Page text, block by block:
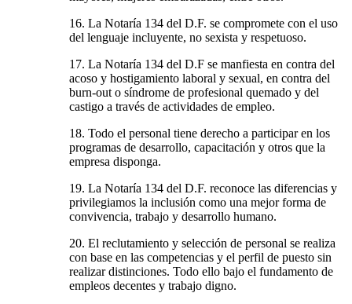
16. La Notaría 134 del D.F. se compromete con el uso
del lenguaje incluyente, no sexista y respetuoso.
17. La Notaría 134 del D.F se manfiesta en contra del
acoso y hostigamiento laboral y sexual, en contra del
burn-out o síndrome de profesional quemado y del
castigo a través de actividades de empleo.
18. Todo el personal tiene derecho a participar en los
programas de desarrollo, capacitación y otros que la
empresa disponga.
19. La Notaría 134 del D.F. reconoce las diferencias y
privilegiamos la inclusión como una mejor forma de
convivencia, trabajo y desarrollo humano.
20. El reclutamiento y selección de personal se realiza
con base en las competencias y el perfil de puesto sin
realizar distinciones. Todo ello bajo el fundamento de
empleos decentes y trabajo digno.